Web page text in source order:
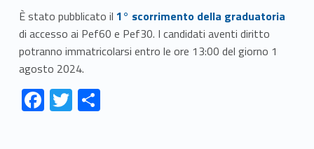
È stato pubblicato il Link identifier #identifier__95827-1
1° scorrimento della graduatoria
di accesso ai Pef60 e Pef30. I candidati aventi diritto
potranno immatricolarsi entro le ore 13:00 del giorno 1
agosto 2024.
Link identifier #identifier__76488-1
F
ac
Link identifier #identifier__23499-2 T
w
Link identifier #identifier__78742-3 S
h